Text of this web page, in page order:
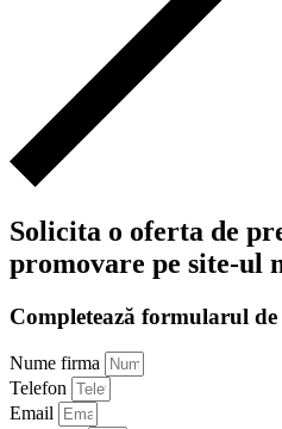
Solicita o oferta de
promovare pe site-ul
Completează formularul
Nume firma
Telefon
Email